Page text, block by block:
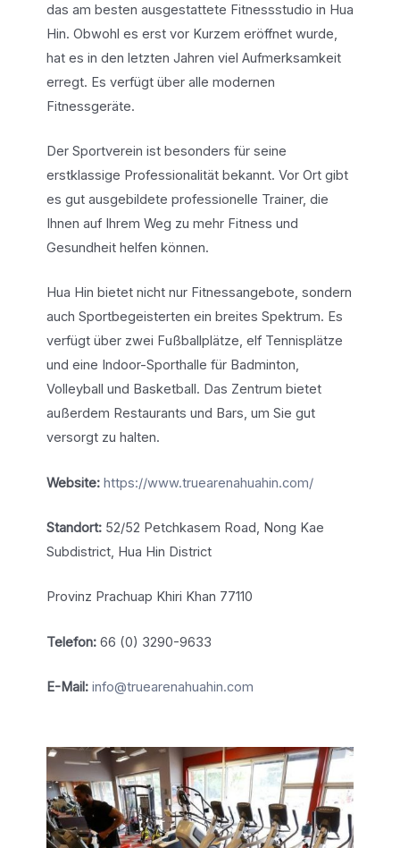
das am besten ausgestattete Fitnessstudio in Hua
Hin. Obwohl es erst vor Kurzem eröffnet wurde,
hat es in den letzten Jahren viel Aufmerksamkeit
erregt. Es verfügt über alle modernen
Fitnessgeräte.
Der Sportverein ist besonders für seine
erstklassige Professionalität bekannt. Vor Ort gibt
es gut ausgebildete professionelle Trainer, die
Ihnen auf Ihrem Weg zu mehr Fitness und
Gesundheit helfen können.
Hua Hin bietet nicht nur Fitnessangebote, sondern
auch Sportbegeisterten ein breites Spektrum. Es
verfügt über zwei Fußballplätze, elf Tennisplätze
und eine Indoor-Sporthalle für Badminton,
Volleyball und Basketball. Das Zentrum bietet
außerdem Restaurants und Bars, um Sie gut
versorgt zu halten.
Website: https://www.truearenahuahin.com/
Standort:52/52 Petchkasem Road, Nong Kae
Subdistrict, Hua Hin District
Provinz Prachuap Khiri Khan 77110
Telefon:66 (0) 3290-9633
E-Mail: info@truearenahuahin.com